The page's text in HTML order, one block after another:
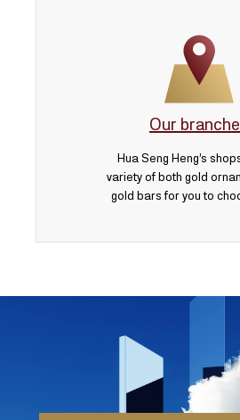
Our
Hua Seng Heng’s
variety of both gold
gold bars for you to